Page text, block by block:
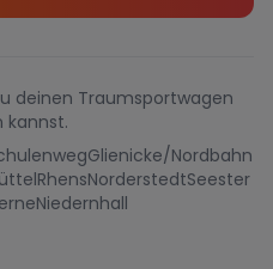
deinen Traumsportwagen
kannst.
Glienicke/Nordbahn
RhensNorderstedtSeester
Niedernhall